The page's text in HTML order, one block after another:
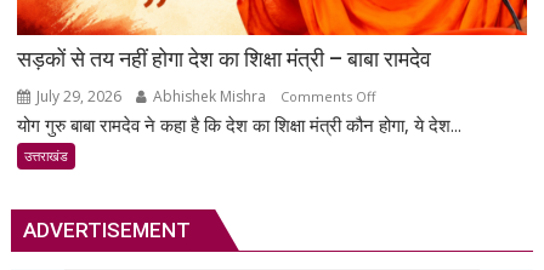
सड़कों से तय नहीं होगा देश का शिक्षा मंत्री – बाबा रामदेव
July 29, 2026 Abhishek Mishra Comments Offon
सड़कों
देश
योग गुरु बाबा रामदेव ने कहा है कि देश का शिक्षा मंत्री कौन होगा, ये देश...
उत्तराखंड
ADVERTISEMENT